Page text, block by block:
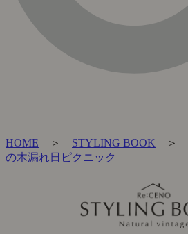
HOME ＞ STYLING BOOK ＞
の木漏れ日ピクニック